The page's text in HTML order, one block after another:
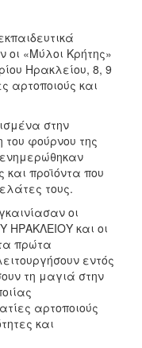
«Μύλοι Κρήτης»
Ηρακλείου, 8, 9
αρτοποιούς και
στην
του φούρνου της
ενημερώθηκαν
προϊόντα που
τους.
οι
ΗΡΑΚΛΕΙΟΥ και οι
πρώτα
εντός
τη μαγιά στην
αρτοποιούς
και